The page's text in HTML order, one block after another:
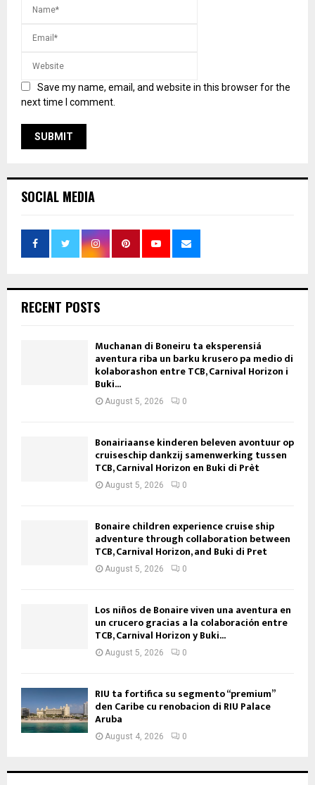
Save my name, email, and website in this browser for the
next time I comment.
SOCIAL MEDIA
RECENT POSTS
Muchanan di Boneiru ta eksperensiá
aventura riba un barku krusero pa medio di
kolaborashon entre TCB, Carnival Horizon i
Buki...
August 5, 2026 0
Bonairiaanse kinderen beleven avontuur op
cruiseschip dankzij samenwerking tussen
TCB, Carnival Horizon en Buki di Prèt
August 5, 2026 0
Bonaire children experience cruise ship
adventure through collaboration between
TCB, Carnival Horizon, and Buki di Pret
August 5, 2026 0
Los niños de Bonaire viven una aventura en
un crucero gracias a la colaboración entre
TCB, Carnival Horizon y Buki...
August 5, 2026 0
RIU ta fortifica su segmento “premium”
den Caribe cu renobacion di RIU Palace
Aruba
August 4, 2026 0